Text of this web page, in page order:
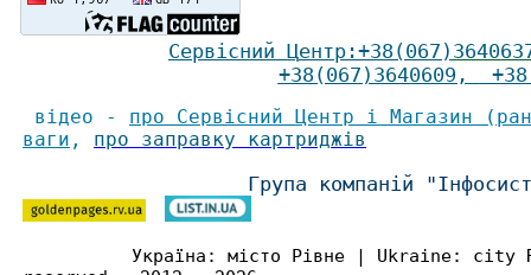
Сервісний Центр :+38(067)
+38(067)3640609 ,
відео - про Сервісний Центр і Магазин
ваги , про заправку картриджів
Група компаній
Україна: місто Рівне | Ukraine: